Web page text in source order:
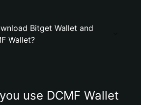
Bitget Wallet and
Wallet?
use DCMF Wallet